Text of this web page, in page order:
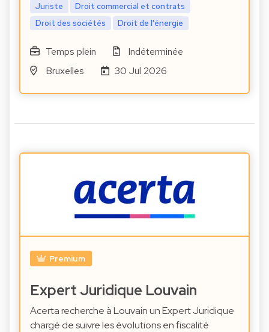
Juriste
Droit commercial et contrats
Droit des sociétés
Droit de l'énergie
Temps plein
Indéterminée
Bruxelles
30 Jul 2026
Premium
Expert Juridique Louvain
Acerta recherche à Louvain un Expert Juridique
chargé de suivre les évolutions en fiscalité